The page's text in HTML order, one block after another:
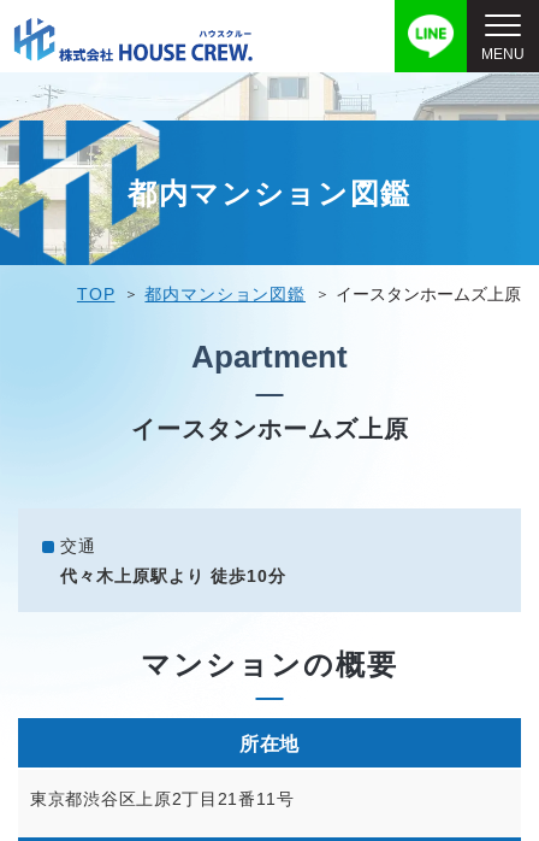
都内マンション図鑑
TOP 都内マンション図鑑 イースタンホームズ上原
Apartment
イースタンホームズ上原
交通
代々木上原駅より 徒歩10分
マンションの概要
所在地
東京都渋谷区上原2丁目21番11号